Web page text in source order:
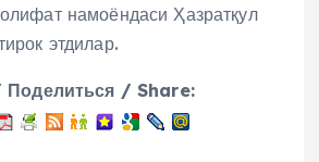
намоёндаси Ҳазратқул
этдилар.
Поделиться / Share: